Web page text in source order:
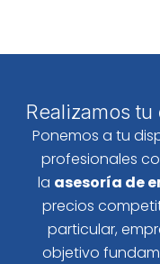
Realizamos tu
Ponemos a tu
profesionales
la asesoría de
precios
particular,
objetivo